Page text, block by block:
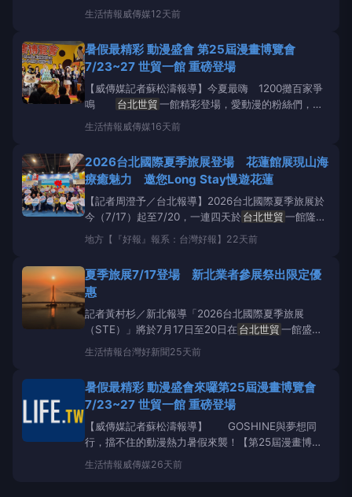
主辦單位台灣觀光協會今（27）日搶先宣布今年美食
展橫跨中央到地方、囊括全台14間米其林必比登美
陣容與優惠！4天展期更有跨世代國宴主廚、五星飯店
廚師
生活情報威傳媒12天前
暑假最精彩 動漫盛會 第25屆漫畫博覽會
7/23~27 世貿一館 重磅登場
【威傳媒記者蘇松濤報導】今夏最嗨 1200攤百家爭
鳴
台北世貿一館精彩登場，愛動漫的粉絲們，最
期待的動漫盛會【25漫博會】重磅來襲！社團法人中
華動漫出版同業協進會蘇偉銓理事長、與會貴賓舉牌亮
活動【第25屆漫畫博
生活情報威傳媒16天前
2026台北國際夏季旅展登場 花蓮館展現山海
療癒魅力 邀您Long Stay慢遊花蓮
【記者周澄予／台北報導】2026台北國際夏季旅展於
今（7/17）起至7/20，一連四天於 台北世貿一館隆重
登場，為迎接夏季旅遊熱潮，花蓮縣政府精心打造本次
旅展最大主題展館，花蓮館內匯聚21家在地優質旅
台灣旅遊交流協會主任委員賴瑟珍、
地方 【『好報』報系：台灣好報】 22天前
夏季旅展7/17登場 新北業者參展祭出限定優
惠
記者黃村杉／新北報導「2026台北國際夏季旅展
（STE）」將於7月17日至20日在 台北世貿一館盛大
登場！為迎接暑假旅遊旺季，新北市政府觀光旅遊局今
年以「GO夏趴YO!CHILL新北!」為主題。新北館採用
夏日節慶與特色景點，如淡江大橋、新北市美術館、
生活情報台灣好新聞 25天前
暑假最精彩 動漫盛會來囉第25屆漫畫博覽會
7/23~27 世貿一館 重磅登場
【威傳媒記者蘇松濤報導】 GOSHINE與夢想同
行，擋不住的動漫熱力暑假來襲！【第25屆漫畫博覽
會】7/23-27在
台北世貿
絲們，最期待的動漫盛會重磅登場！【第25屆漫畫博
生活情報威傳媒26天前